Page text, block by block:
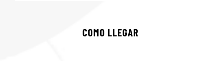
COMO LLEGAR